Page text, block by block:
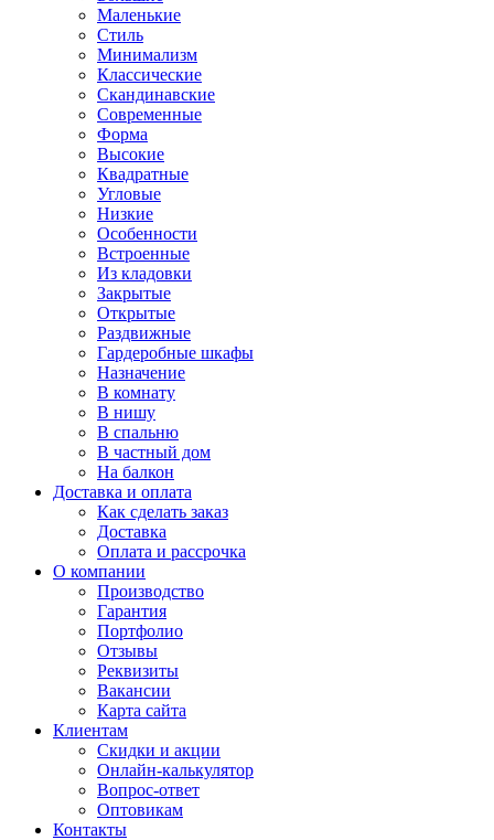
Маленькие
Стиль
Минимализм
Классические
Скандинавские
Современные
Форма
Высокие
Квадратные
Угловые
Низкие
Особенности
Встроенные
Из кладовки
Закрытые
Открытые
Раздвижные
Гардеробные шкафы
Назначение
В комнату
В нишу
В спальню
В частный дом
На балкон
Доставка и оплата
Как сделать заказ
Доставка
Оплата и рассрочка
О компании
Производство
Гарантия
Портфолио
Отзывы
Реквизиты
Вакансии
Карта сайта
Клиентам
Скидки и акции
Онлайн-калькулятор
Вопрос-ответ
Оптовикам
Контакты